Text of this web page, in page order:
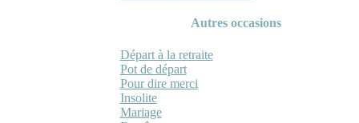
Autres occasions
Départ à la retraite
Pot de départ
Pour dire merci
Insolite
Mariage